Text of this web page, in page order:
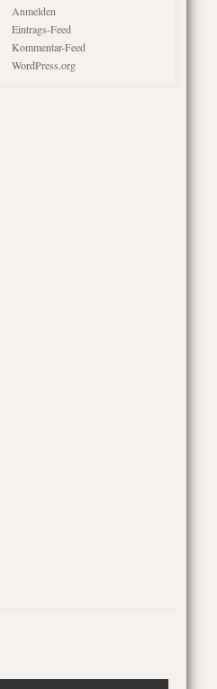
Anmelden
Eintrags-Feed
Kommentar-Feed
WordPress.org